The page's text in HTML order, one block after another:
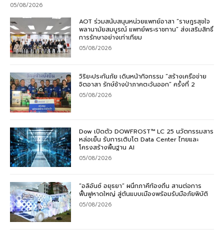
05/08/2026
AOT ร่วมสนับสนุนหน่วยแพทย์อาสา “ราษฎรสุขใจ
พลานามัยสมบูรณ์ แพทย์พระราชทาน” ส่งเสริมสิทธิ์
การรักษาอย่างเท่าเทียม
05/08/2026
วิริยะประกันภัย เดินหน้ากิจกรรม “สร้างเครือข่าย
จิตอาสา รักษ์ช้างป่าภาคตะวันออก” ครั้งที่ 2
05/08/2026
Dow เปิดตัว DOWFROST™ LC 25 นวัตกรรมสาร
หล่อเย็น รับการเติบโต Data Center ไทยและ
โครงสร้างพื้นฐาน AI
05/08/2026
“อลิอันซ์ อยุธยา” ผนึกภาคีท้องถิ่น สานต่อการ
ฟื้นฟูหาดใหญ่ สู่ต้นแบบเมืองพร้อมรับมือภัยพิบัติ
05/08/2026